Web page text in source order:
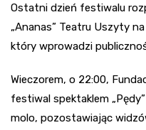
Ostatni dzień festiwalu
„Ananas” Teatru Uszyty
który wprowadzi
Wieczorem, o 22:00,
festiwal spektaklem
molo, pozostawiając